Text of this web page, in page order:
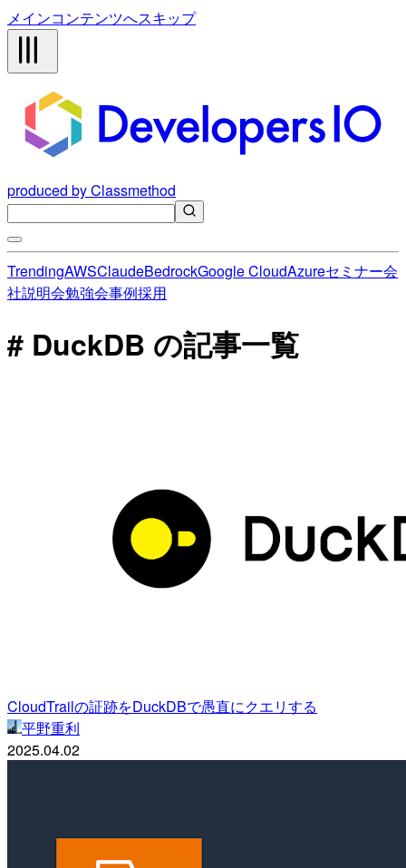
メインコンテンツへスキップ
produced by Classmethod
TrendingAWSClaudeBedrockGoogle CloudAzureセミナー会
社説明会勉強会事例採用
# DuckDB の記事一覧
CloudTrailの証跡をDuckDBで愚直にクエリする
平野重利
2025.04.02